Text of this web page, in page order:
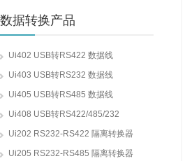
数据转换产品
Ui402 USB转RS422 数据线
Ui403 USB转RS232 数据线
Ui405 USB转RS485 数据线
Ui408 USB转RS422/485/232
Ui202 RS232-RS422 隔离转换器
Ui205 RS232-RS485 隔离转换器